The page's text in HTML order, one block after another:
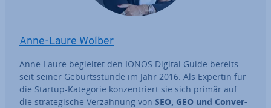
Anne-Laure Wolber
Anne-Laure begleitet den IONOS Digital Guide bereits
seit seiner Ge­burts­stun­de im Jahr 2016. Als Expertin für
die Startup-Kategorie kon­zen­triert sie sich primär auf
die stra­te­gi­sche Ver­zah­nung von SEO, GEO und Con­ver­